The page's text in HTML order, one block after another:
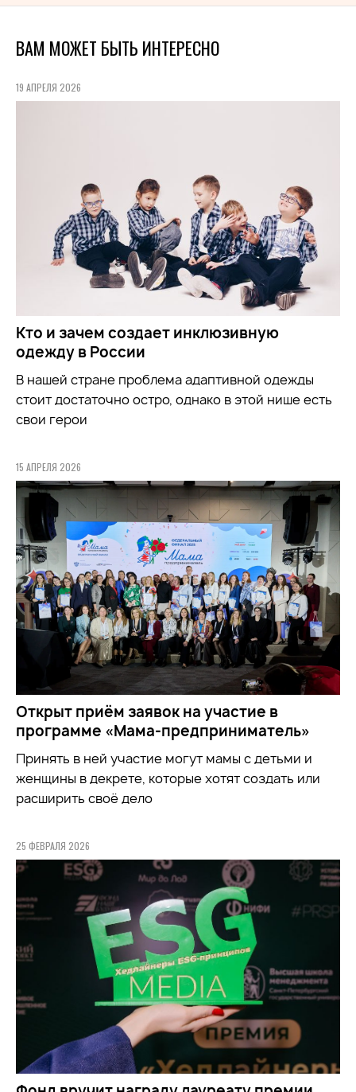
ВАМ МОЖЕТ БЫТЬ ИНТЕРЕСНО
19 АПРЕЛЯ 2026
Кто и зачем создает инклюзивную
одежду в России
В нашей стране проблема адаптивной одежды
стоит достаточно остро, однако в этой нише есть
свои герои
15 АПРЕЛЯ 2026
Открыт приём заявок на участие в
программе «Мама-предприниматель»
Принять в ней участие могут мамы с детьми и
женщины в декрете, которые хотят создать или
расширить своё дело
25 ФЕВРАЛЯ 2026